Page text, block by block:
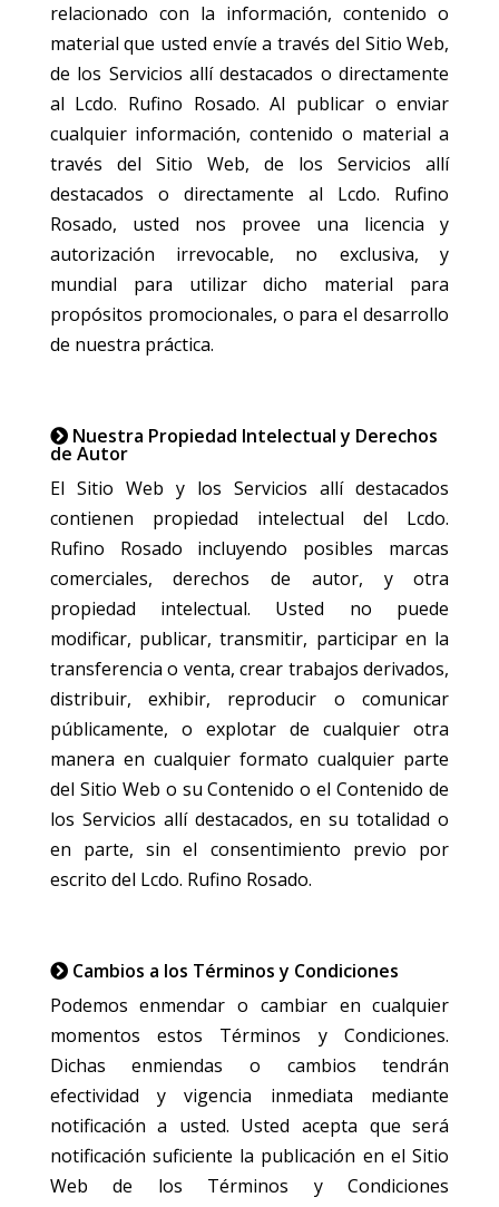
relacionado con la información, contenido o
material que usted envíe a través del Sitio Web,
de los Servicios allí destacados o directamente
al Lcdo. Rufino Rosado. Al publicar o enviar
cualquier información, contenido o material a
través del Sitio Web, de los Servicios allí
destacados o directamente al Lcdo. Rufino
Rosado, usted nos provee una licencia y
autorización irrevocable, no exclusiva, y
mundial para utilizar dicho material para
propósitos promocionales, o para el desarrollo
de nuestra práctica.
Nuestra Propiedad Intelectual y Derechos
de Autor
El Sitio Web y los Servicios allí destacados
contienen propiedad intelectual del Lcdo.
Rufino Rosado incluyendo posibles marcas
comerciales, derechos de autor, y otra
propiedad intelectual. Usted no puede
modificar, publicar, transmitir, participar en la
transferencia o venta, crear trabajos derivados,
distribuir, exhibir, reproducir o comunicar
públicamente, o explotar de cualquier otra
manera en cualquier formato cualquier parte
del Sitio Web o su Contenido o el Contenido de
los Servicios allí destacados, en su totalidad o
en parte, sin el consentimiento previo por
escrito del Lcdo. Rufino Rosado.
Cambios a los Términos y Condiciones
Podemos enmendar o cambiar en cualquier
momentos estos Términos y Condiciones.
Dichas enmiendas o cambios tendrán
efectividad y vigencia inmediata mediante
notificación a usted. Usted acepta que será
notificación suficiente la publicación en el Sitio
Web de los Términos y Condiciones